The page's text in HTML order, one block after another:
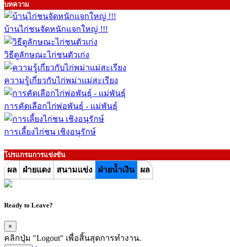
บทความ
บ้านไก่ชนจัดหนักแจกใหญ่ !!!
วิธีดูลักษณะไก่ชนตัวเก่ง
ความรู้เกี่ยวกับไก่พม่าแม่สะเรียง
การคัดเลือกไก่พ่อพันธุ์ - แม่พันธุ์
การเลี้ยงไก่ชน เชิงอนุรักษ์
โปรแกรมการแข่งขัน
ผล ฝ่ายแดง สนามแข่ง ฝ่ายน้ำเงิน ผล
Ready to Leave?
×
คลิกปุ่ม "Logout" เพื่อสิ้นสุดการทำงาน.